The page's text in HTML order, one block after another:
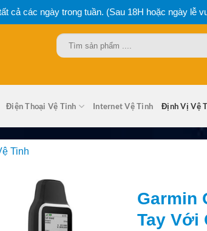
cả các ngày trong tuần. (Sau 18H hoặc ngày lễ
Tìm
kiếm:
Điện Thoại Vệ Tinh Internet Vệ Tinh Định Vị Vệ
Tinh
Garmin
Tay Với